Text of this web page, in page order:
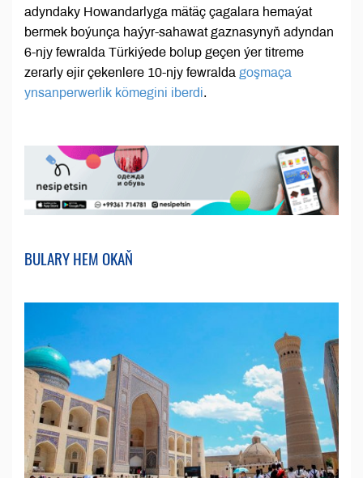
adyndaky Howandarlyga mätäç çagalara hemaýat
bermek boýunça haýyr-sahawat gaznasynyň adyndan
6-njy fewralda Türkiýede bolup geçen ýer titreme
zerarly ejir çekenlere 10-njy fewralda goşmaça
ynsanperwerlik kömegini iberdi.
BULARY HEM OKAŇ